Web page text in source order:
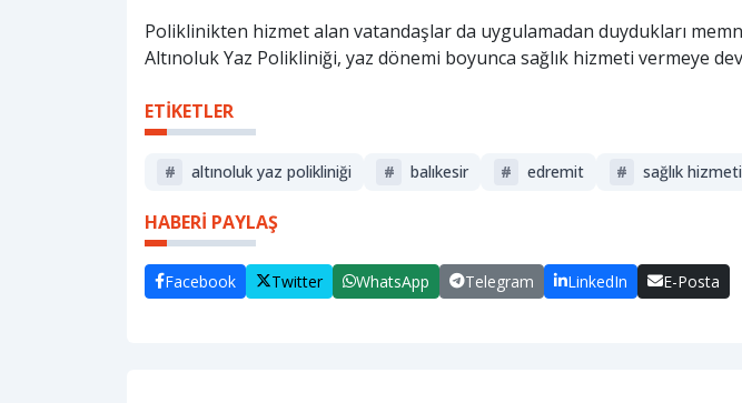
Poliklinikten hizmet alan vatandaşlar da uygulamadan duydukları
Altınoluk Yaz Polikliniği, yaz dönemi boyunca sağlık hizmeti vermeye
ETİKETLER
# altınoluk yaz polikliniği # balıkesir # edremit # sağlık hizmeti
HABERİ PAYLAŞ
Facebook Twitter WhatsApp Telegram LinkedIn E-Posta